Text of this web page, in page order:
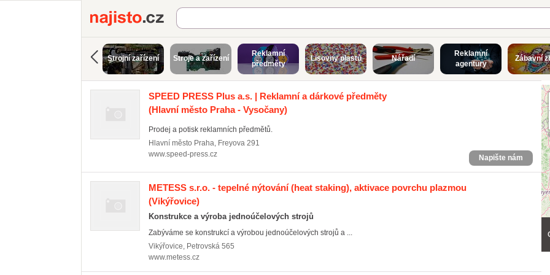
Najisto.cz
Strojní zařízení Stroje a zařízení
Reklamní
předměty
Lisovny plastů Nářadí
Reklamní
agentury
Zábavní
SPEED PRESS Plus a.s. | Reklamní a dárkové předměty
(Hlavní město Praha - Vysočany)
Prodej a potisk reklamních předmětů.
Hlavní město Praha, Freyova 291
www.speed-press.cz
Napište nám
METESS s.r.o. - tepelné nýtování (heat staking), aktivace povrchu plazmou
(Vikýřovice)
Konstrukce a výroba jednoúčelových strojů
Zabýváme se konstrukcí a výrobou jednoúčelových strojů a ...
Vikýřovice, Petrovská 565
www.metess.cz